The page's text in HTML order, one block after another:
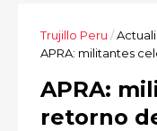
Trujillo Peru /
APRA: militantes
APRA:
retorno